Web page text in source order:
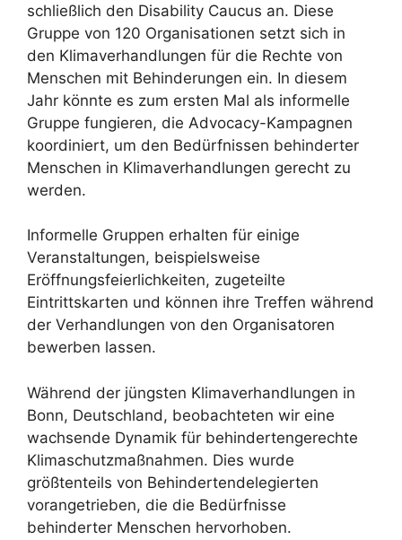
schließlich den Disability Caucus an. Diese
Gruppe von 120 Organisationen setzt sich in
den Klimaverhandlungen für die Rechte von
Menschen mit Behinderungen ein. In diesem
Jahr könnte es zum ersten Mal als informelle
Gruppe fungieren, die Advocacy-Kampagnen
koordiniert, um den Bedürfnissen behinderter
Menschen in Klimaverhandlungen gerecht zu
werden.
Informelle Gruppen erhalten für einige
Veranstaltungen, beispielsweise
Eröffnungsfeierlichkeiten, zugeteilte
Eintrittskarten und können ihre Treffen während
der Verhandlungen von den Organisatoren
bewerben lassen.
Während der jüngsten Klimaverhandlungen in
Bonn, Deutschland, beobachteten wir eine
wachsende Dynamik für behindertengerechte
Klimaschutzmaßnahmen. Dies wurde
größtenteils von Behindertendelegierten
vorangetrieben, die die Bedürfnisse
behinderter Menschen hervorhoben.